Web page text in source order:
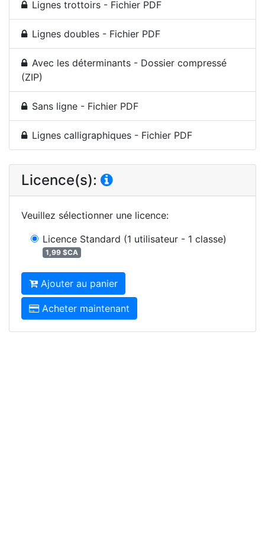
Lignes trottoirs - Fichier PDF
Lignes doubles - Fichier PDF
Avec les déterminants - Dossier compressé
(ZIP)
Sans ligne - Fichier PDF
Lignes calligraphiques - Fichier PDF
Licence(s):
Veuillez sélectionner une licence:
Licence Standard (1 utilisateur - 1 classe)
1,99 $CA
Ajouter au panier
Acheter maintenant